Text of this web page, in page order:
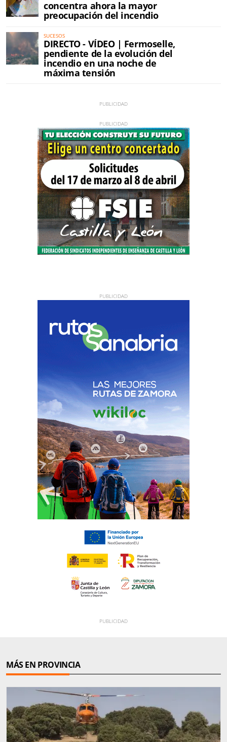
concentra ahora la mayor
preocupación del incendio
SUCESOS
DIRECTO - VÍDEO | Fermoselle,
pendiente de la evolución del
incendio en una noche de
máxima tensión
MÁS EN PROVINCIA